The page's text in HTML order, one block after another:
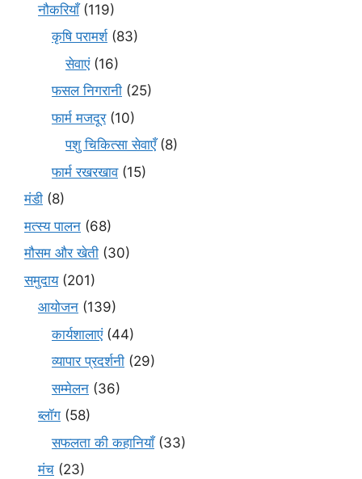
नौकरियाँ(119)
कृषि परामर्श(83)
सेवाएं(16)
फसल निगरानी (25)
फार्म मजदूर(10)
पशु चिकित्सा सेवाएँ(8)
फार्म रखरखाव(15)
मंडी (8)
मत्स्य पालन (68)
मौसम और खेती (30)
समुदाय(201)
आयोजन (139)
कार्यशालाएं(44)
व्यापार प्रदर्शनी (29)
सम्मेलन (36)
ब्लॉग (58)
सफलता की कहानियाँ(33)
मंच (23)